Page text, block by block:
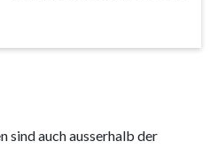
sind auch ausserhalb der